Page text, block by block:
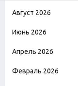
Август 2026
Июнь 2026
Апрель 2026
Февраль 2026